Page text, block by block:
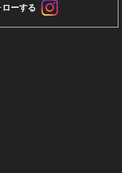
ーする